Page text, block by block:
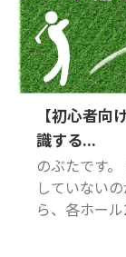
【初心者
識する...
のぶたです
していない
ら、各ホー